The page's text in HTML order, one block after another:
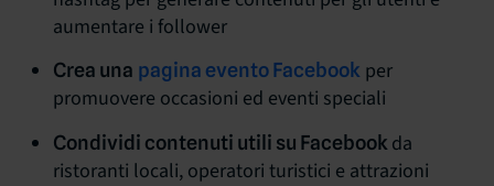
aumentare i follower
Crea una pagina evento Facebook per
promuovere occasioni ed eventi speciali
Condividi contenuti utili su Facebook da
ristoranti locali, operatori turistici e attrazioni